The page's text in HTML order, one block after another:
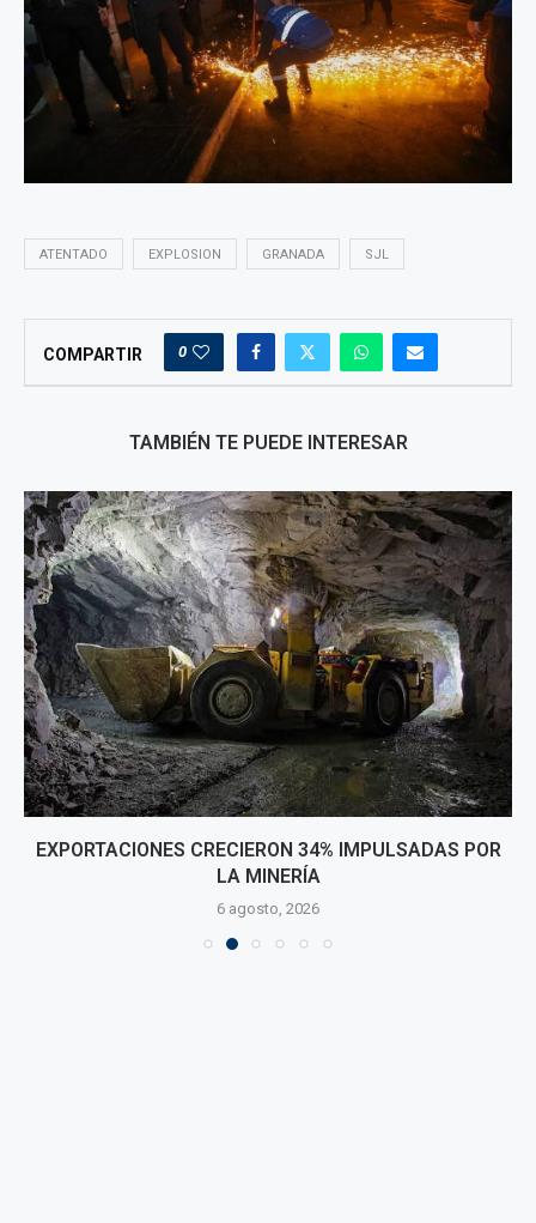
ATENTADO EXPLOSION GRANADA SJL
COMPARTIR 0
TAMBIÉN TE PUEDE INTERESAR
EXPORTACIONES CRECIERON 34% IMPULSADAS POR
LA MINERÍA
6 agosto, 2026